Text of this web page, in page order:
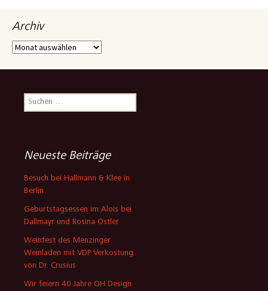
Archiv
Archiv
Suchen
nach:
Neueste Beiträge
Besuch bei Hallmann & Klee in
Berlin
Geburtstagsessen im Alois bei
Dallmayr und Rosina Ostler
Weinfest des Menzinger
Weinladen mit VDP Verkostung
von Dr. Crusius
Wir feiern 40 Jahre OH Design